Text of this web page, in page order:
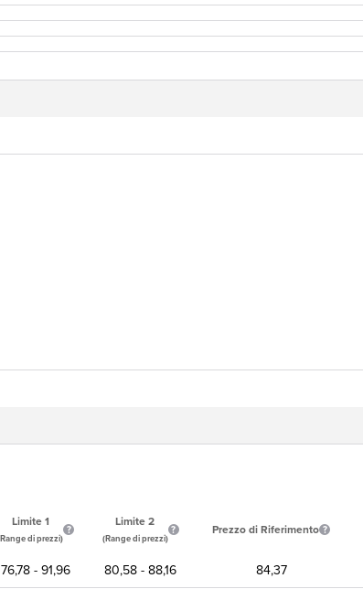
Limite 1
di prezzi)
Limite 2
(Range di prezzi)
Prezzo di Riferimento
76,78 - 91,96 80,58 - 88,16 84,37